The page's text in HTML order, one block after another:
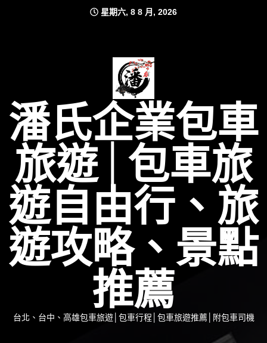
星期六, 8 8 月, 2026
潘氏企業包車
旅遊│包車旅
遊自由行、旅
遊攻略、景點
推薦
台北、台中、高雄包車旅遊│包車行程│包車旅遊推薦│附包車司機